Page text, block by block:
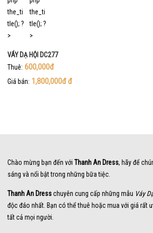
VÁY DẠ HỘI DC277
Thuê: 600,000đ
Giá bán: 1,800,000đđ
Chào mừng bạn đến với Thanh An Dress, hãy để
sáng và nổi bật trong những bữa tiệc.
Thanh An Dresschuyên cung cấp những mẫu Váy
độc đáo nhất. Bạn có thể thuê hoặc mua với giá rất
tất cả mọi người.